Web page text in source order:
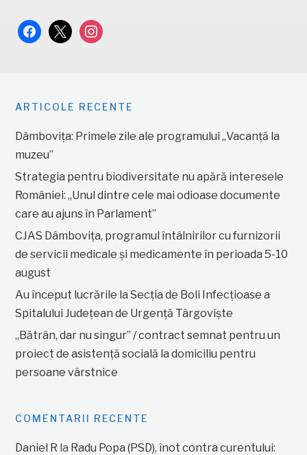
facebook
x instagram
ARTICOLE RECENTE
Dâmbovița: Primele zile ale programului „Vacanță la
muzeu”
Strategia pentru biodiversitate nu apără interesele
României: „Unul dintre cele mai odioase documente
care au ajuns în Parlament”
CJAS Dâmbovița, programul întâlnirilor cu furnizorii
de servicii medicale și medicamente în perioada 5-10
august
Au început lucrările la Secția de Boli Infecțioase a
Spitalului Județean de Urgență Târgoviște
„Bătrân, dar nu singur” / contract semnat pentru un
proiect de asistență socială la domiciliu pentru
persoane vârstnice
COMENTARII RECENTE
Daniel R la Radu Popa (PSD), înot contra curentului: